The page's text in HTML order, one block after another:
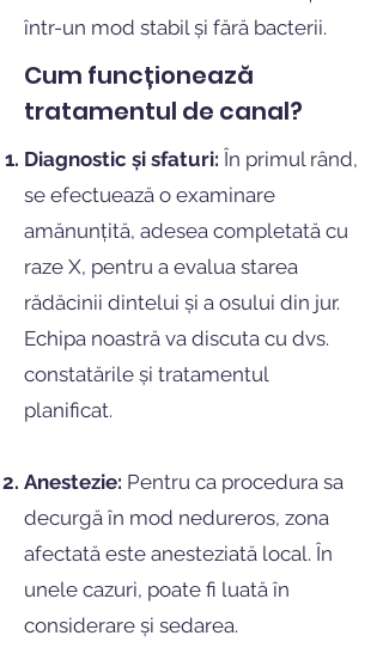
într-un mod stabil și fără bacterii.
Cum funcționează
tratamentul de canal?
Diagnostic și sfaturi: În primul rând,
se efectuează o examinare
amănunțită, adesea completată cu
raze X, pentru a evalua starea
rădăcinii dintelui și a osului din jur.
Echipa noastră va discuta cu dvs.
constatările și tratamentul
planificat.
Anestezie: Pentru ca procedura sa
decurgă în mod nedureros, zona
afectată este anesteziată local. În
unele cazuri, poate fi luată în
considerare și sedarea.